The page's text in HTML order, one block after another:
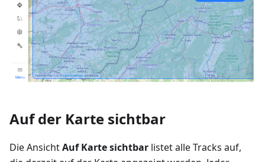
Auf der Karte sichtbar
Die AnsichtAuf Karte sichtbar listet alle Tracks auf,